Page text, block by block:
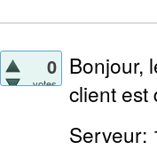
0
votes
Bonjour,
client est
Serveur: